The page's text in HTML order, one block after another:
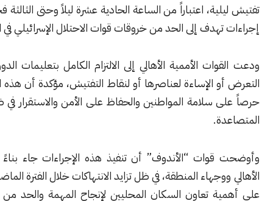
اعتباراً من الساعة الحادية عشرة ليلاً وحتى الثالثة فجراً، في إطار
تهدف إلى الحد من خروقات قوات الاحتلال الإسرائيلي في المنطقة.
الأممية الأهالي إلى الالتزام الكامل بتعليمات الدوريات وعدم
الإساءة لعناصرها أو لنقاط التفتيش، مؤكدة أن هذه الخطوة تأتي
سلامة المواطنين والحفاظ على الأمن والاستقرار في ظل التوترات
قوات “الأندوف” أن تنفيذ هذه الإجراءات جاء بناءً على طلب
المنطقة، في ظل تزايد الانتهاكات خلال الفترة الماضية، مشددة
تعاون السكان المحليين لإنجاح المهمة والحد من أي مخاطر